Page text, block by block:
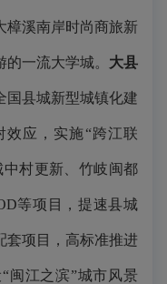
樟溪南岸时尚商旅新
一流大学城。 大县
国县城新型城镇化建
应，实施“跨江联
村更新、竹岐闽都
等项目，提速县城
套项目，高标准推进
闽江之滨”城市风景